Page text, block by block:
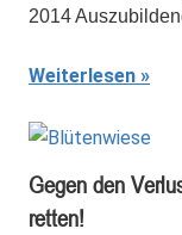
2014
Weiterlesen
Gegen den
retten!